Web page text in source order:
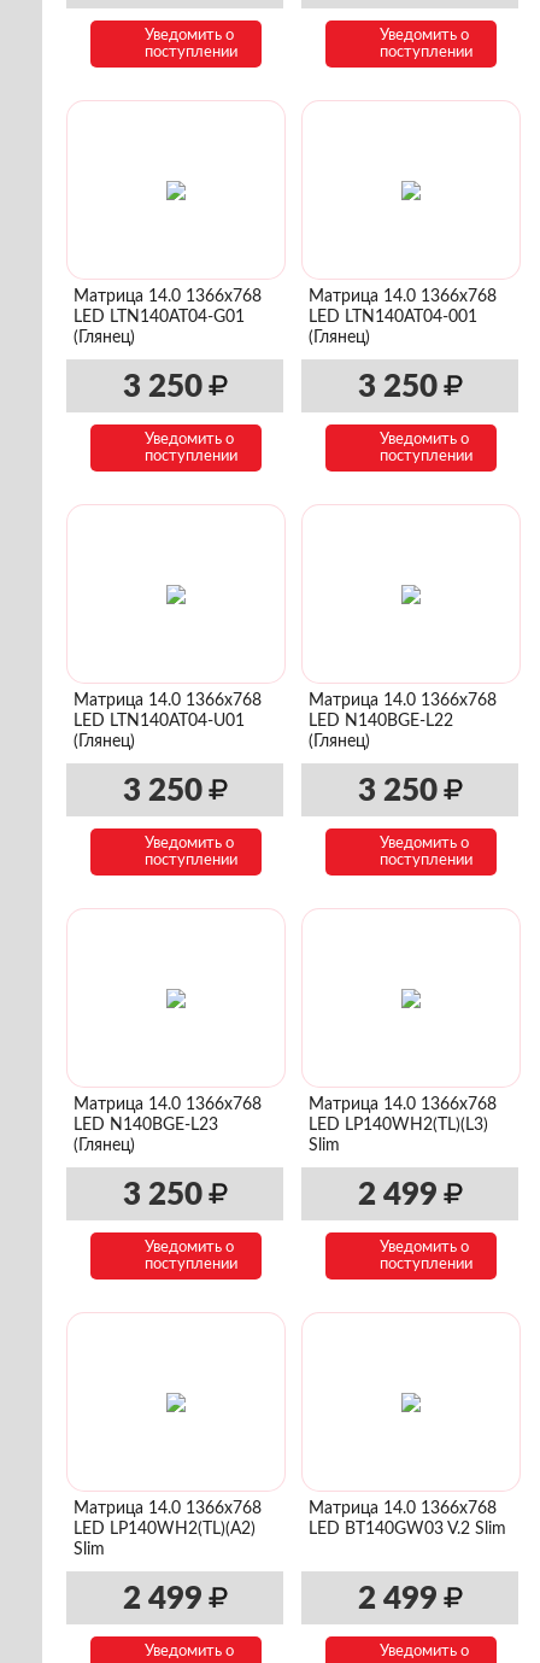
Уведомить о
поступлении
Уведомить о
поступлении
Матрица 14.0 1366x768
LED LTN140AT04-G01
(Глянец)
3 250
Уведомить о
поступлении
Матрица 14.0 1366x768
LED LTN140AT04-001
(Глянец)
3 250
Уведомить о
поступлении
Матрица 14.0 1366x768
LED LTN140AT04-U01
(Глянец)
3 250
Уведомить о
поступлении
Матрица 14.0 1366x768
LED N140BGE-L22
(Глянец)
3 250
Уведомить о
поступлении
Матрица 14.0 1366x768
LED N140BGE-L23
(Глянец)
3 250
Уведомить о
поступлении
Матрица 14.0 1366x768
LED LP140WH2(TL)(L3)
Slim
2 499
Уведомить о
поступлении
Матрица 14.0 1366x768
LED LP140WH2(TL)(A2)
Slim
2 499
Уведомить о
Матрица 14.0 1366x768
LED BT140GW03 V.2 Slim
2 499
Уведомить о